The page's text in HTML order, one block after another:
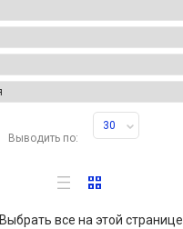
Выводить по:
30
Выбрать все на этой странице